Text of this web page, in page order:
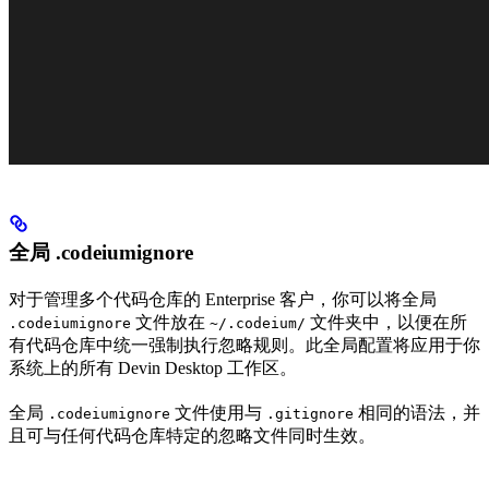
全局 .codeiumignore
对于管理多个代码仓库的 Enterprise 客户，你可以将全局
.codeiumignore 文件放在 ~/.codeium/ 文件夹中，以便在所
有代码仓库中统一强制执行忽略规则。此全局配置将应用于你
系统上的所有 Devin Desktop 工作区。
全局 .codeiumignore 文件使用与 .gitignore 相同的语法，并
且可与任何代码仓库特定的忽略文件同时生效。